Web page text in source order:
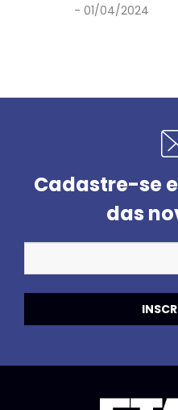
- 01/04/2024
Cadastre-se
das